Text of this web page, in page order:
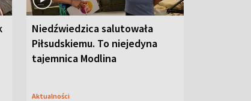
Niedźwiedzica salutowała
Piłsudskiemu. To niejedyna
tajemnica Modlina
Aktualności